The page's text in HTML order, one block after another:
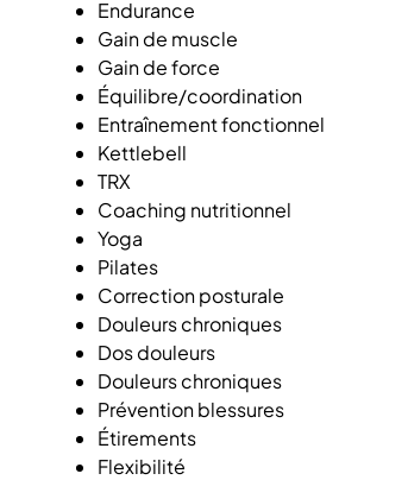
Endurance
Gain de muscle
Gain de force
Équilibre/coordination
Entraînement fonctionnel
Kettlebell
TRX
Coaching nutritionnel
Yoga
Pilates
Correction posturale
Douleurs chroniques
Dos douleurs
Douleurs chroniques
Prévention blessures
Étirements
Flexibilité